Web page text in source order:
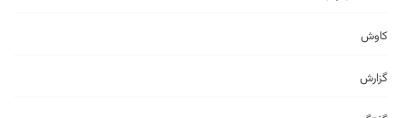
کاوش
گزارش